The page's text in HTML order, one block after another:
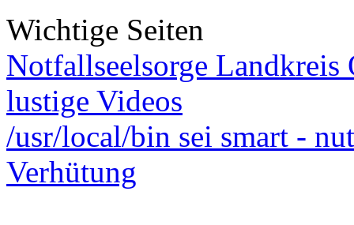
Wichtige Seiten
Notfallseelsorge Landkreis
lustige Videos
/usr/local/bin sei smart -
Verhütung